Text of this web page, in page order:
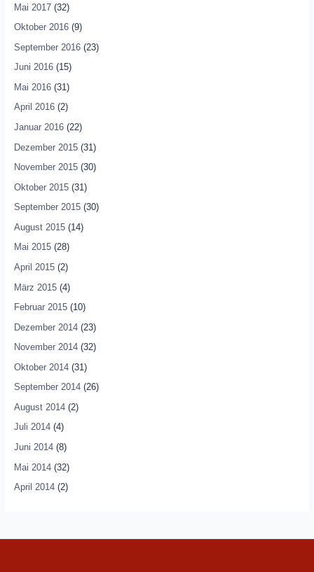
Mai 2017(32)
Oktober 2016(9)
September 2016(23)
Juni 2016(15)
Mai 2016(31)
April 2016(2)
Januar 2016(22)
Dezember 2015(31)
November 2015(30)
Oktober 2015(31)
September 2015(30)
August 2015(14)
Mai 2015(28)
April 2015(2)
März 2015(4)
Februar 2015(10)
Dezember 2014(23)
November 2014(32)
Oktober 2014(31)
September 2014(26)
August 2014(2)
Juli 2014(4)
Juni 2014(8)
Mai 2014(32)
April 2014(2)